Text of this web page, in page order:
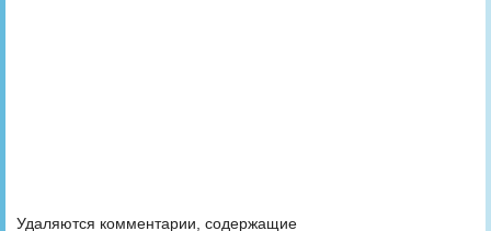
Удаляются комментарии, содержащие